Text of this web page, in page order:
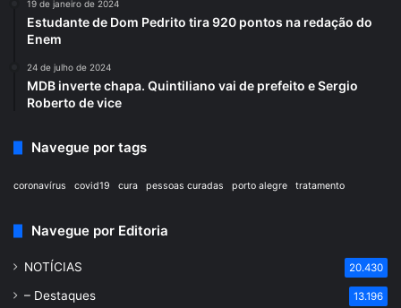
19 de janeiro de 2024
Estudante de Dom Pedrito tira 920 pontos na redação do
Enem
24 de julho de 2024
MDB inverte chapa. Quintiliano vai de prefeito e Sergio
Roberto de vice
Navegue por tags
coronavírus covid19 cura pessoas curadas porto alegre tratamento
Navegue por Editoria
NOTÍCIAS 20.430
– Destaques 13.196